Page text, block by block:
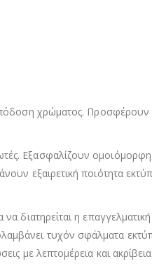
χρώματος.
Εξασφαλίζουν
εξαιρετική ποιότητα
διατηρείται η
τυχόν σφάλματα
με λεπτομέρεια και